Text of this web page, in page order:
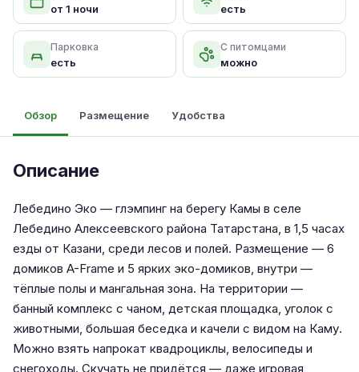
от 1 ночи есть
Парковка
есть
С питомцами
можно
Обзор Размещение Удобства
Описание
Лебедино Эко — глэмпинг на берегу Камы в селе
Лебедино Алексеевского района Татарстана, в 1,5 часах
езды от Казани, среди лесов и полей. Размещение — 6
домиков A-Frame и 5 ярких эко-домиков, внутри —
тёплые полы и мангальная зона. На территории —
банный комплекс с чаном, детская площадка, уголок с
животными, большая беседка и качели с видом на Каму.
Можно взять напрокат квадроциклы, велосипеды и
снегоходы. Скучать не придётся — даже игровая